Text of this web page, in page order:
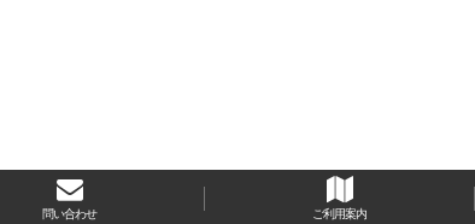
問い合わせ ご利用案内